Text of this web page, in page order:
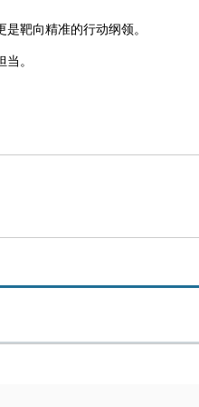
靶向精准的行动纲领。
。